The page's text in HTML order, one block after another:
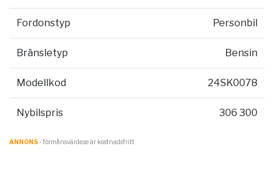
Fordonstyp Personbil
Bränsletyp Bensin
Modellkod 24SK0078
Nybilspris 306 300
ANNONS- förmånsvärde.se är kostnadsfritt